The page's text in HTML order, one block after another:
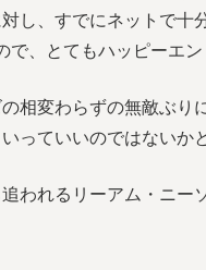
し、すでにネットで
、とてもハッピーエン
相変わらずの無敵ぶ
っていいのではないか
われるリーアム・ニ